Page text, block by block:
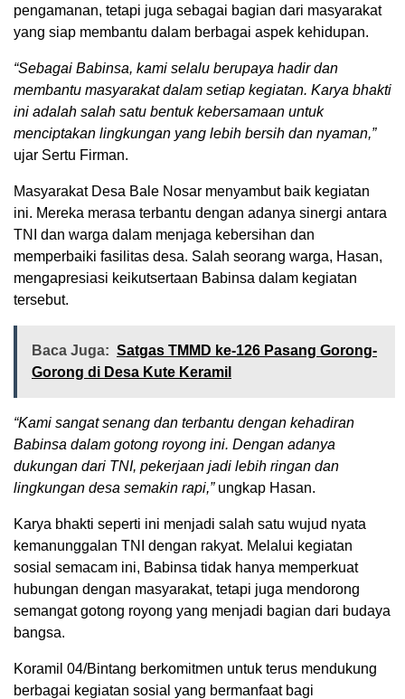
pengamanan, tetapi juga sebagai bagian dari masyarakat
yang siap membantu dalam berbagai aspek kehidupan.
“Sebagai Babinsa, kami selalu berupaya hadir dan
membantu masyarakat dalam setiap kegiatan. Karya bhakti
ini adalah salah satu bentuk kebersamaan untuk
menciptakan lingkungan yang lebih bersih dan nyaman,”
ujar Sertu Firman.
Masyarakat Desa Bale Nosar menyambut baik kegiatan
ini. Mereka merasa terbantu dengan adanya sinergi antara
TNI dan warga dalam menjaga kebersihan dan
memperbaiki fasilitas desa. Salah seorang warga, Hasan,
mengapresiasi keikutsertaan Babinsa dalam kegiatan
tersebut.
Baca Juga: Satgas TMMD ke-126 Pasang Gorong-
Gorong di Desa Kute Keramil
“Kami sangat senang dan terbantu dengan kehadiran
Babinsa dalam gotong royong ini. Dengan adanya
dukungan dari TNI, pekerjaan jadi lebih ringan dan
lingkungan desa semakin rapi,”ungkap Hasan.
Karya bhakti seperti ini menjadi salah satu wujud nyata
kemanunggalan TNI dengan rakyat. Melalui kegiatan
sosial semacam ini, Babinsa tidak hanya memperkuat
hubungan dengan masyarakat, tetapi juga mendorong
semangat gotong royong yang menjadi bagian dari budaya
bangsa.
Koramil 04/Bintang berkomitmen untuk terus mendukung
berbagai kegiatan sosial yang bermanfaat bagi